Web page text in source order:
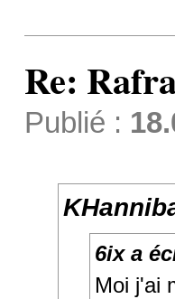
Re:
Publié :
6ix a
Moi j'ai